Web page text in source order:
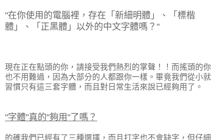
"在你使用的電腦裡，存在「新細明體」、「標楷
體」、「正黑體」以外的中文字體嗎？"
現在正在點頭的你，請接受我們熱烈的掌聲！！而搖頭的你
也不用難過，因為大部分的人都跟你一樣。畢竟我們從小就
習慣只有這三套字體，而且對日常生活來說已經夠用了。
"字體"真的"夠用"了嗎？
的確我們已經有了三種選擇，而且打字也不會缺字，但仔細